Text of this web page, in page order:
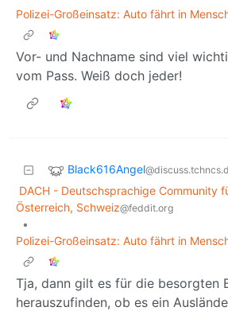
Polizei-Großeinsatz: Auto fährt in
Vor- und Nachname sind viel
vom Pass. Weiß doch jeder!
Black616Angel
DACH - Deutschsprachige Community
Österreich, Schweiz@feddit.org
•
Polizei-Großeinsatz: Auto fährt in
Tja, dann gilt es für die besorgten
herauszufinden, ob es ein